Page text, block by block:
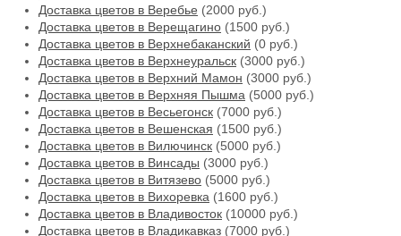
Доставка цветов в Веребье (2000 руб.)
Доставка цветов в Верещагино (1500 руб.)
Доставка цветов в Верхнебаканский (0 руб.)
Доставка цветов в Верхнеуральск (3000 руб.)
Доставка цветов в Верхний Мамон (3000 руб.)
Доставка цветов в Верхняя Пышма (5000 руб.)
Доставка цветов в Весьегонск (7000 руб.)
Доставка цветов в Вешенская (1500 руб.)
Доставка цветов в Вилючинск (5000 руб.)
Доставка цветов в Винсады (3000 руб.)
Доставка цветов в Витязево (5000 руб.)
Доставка цветов в Вихоревка (1600 руб.)
Доставка цветов в Владивосток (10000 руб.)
Доставка цветов в Владикавказ (7000 руб.)